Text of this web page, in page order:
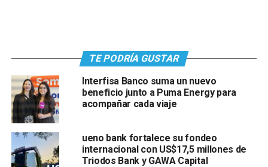
TE PODRÍA GUSTAR
Interfisa Banco suma un nuevo
beneficio junto a Puma Energy para
acompañar cada viaje
ueno bank fortalece su fondeo
internacional con US$17,5 millones de
Triodos Bank y GAWA Capital